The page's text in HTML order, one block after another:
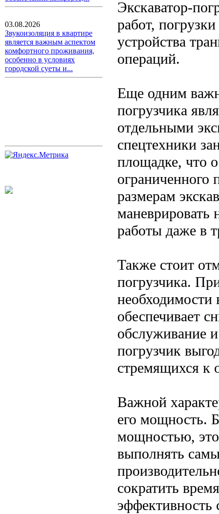
03.08.2026
Звукоизоляция в квартире
является важным аспектом
комфортного проживания,
особенно в условиях
городской суеты и...
Экскаватор-
работ,
устройства
операций.
Еще одним
погрузчика
отдельными
спецтехники
площадке, что
ограниченного
размерам
маневрировать
работы даже в
Также стоит
погрузчика.
необходимости
обеспечивает
обслуживание
погрузчик
стремящихся к
Важной
его мощность.
мощностью,
выполнять
сократить
эффективность